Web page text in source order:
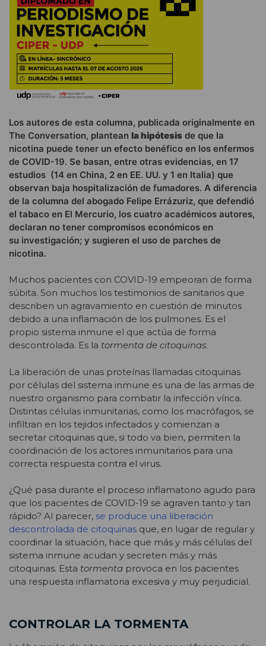
Los autores de esta columna, publicada originalmente en
The Conversation, plantean la hipótesis de que la
nicotina puede tener un efecto benéfico en los enfermos
de COVID-19. Se basan, entre otras evidencias, en 17
estudios (14 en China, 2 en EE. UU. y 1 en Italia) que
observan baja hospitalización de fumadores. A diferencia
de la columna del abogado Felipe Errázuriz, que defendió
el tabaco en El Mercurio, los cuatro académicos autores,
declaran no tener compromisos económicos en
su investigación; y sugieren el uso de parches de
nicotina.
Muchos pacientes con COVID-19 empeoran de forma
súbita. Son muchos los testimonios de sanitarios que
describen un agravamiento en cuestión de minutos
debido a una inflamación de los pulmones. Es el
propio sistema inmune el que actúa de forma
descontrolada. Es la tormenta de citoquinas.
La liberación de unas proteínas llamadas citoquinas
por células del sistema inmune es una de las armas de
nuestro organismo para combatir la infección vírica.
Distintas células inmunitarias, como los macrófagos, se
infiltran en los tejidos infectados y comienzan a
secretar citoquinas que, si todo va bien, permiten la
coordinación de los actores inmunitarios para una
correcta respuesta contra el virus.
¿Qué pasa durante el proceso inflamatorio agudo para
que los pacientes de COVID-19 se agraven tanto y tan
rápido? Al parecer, se produce una liberación
descontrolada de citoquinas que, en lugar de regular y
coordinar la situación, hace que más y más células del
sistema inmune acudan y secreten más y más
citoquinas. Esta tormenta provoca en los pacientes
una respuesta inflamatoria excesiva y muy perjudicial.
CONTROLAR LA TORMENTA